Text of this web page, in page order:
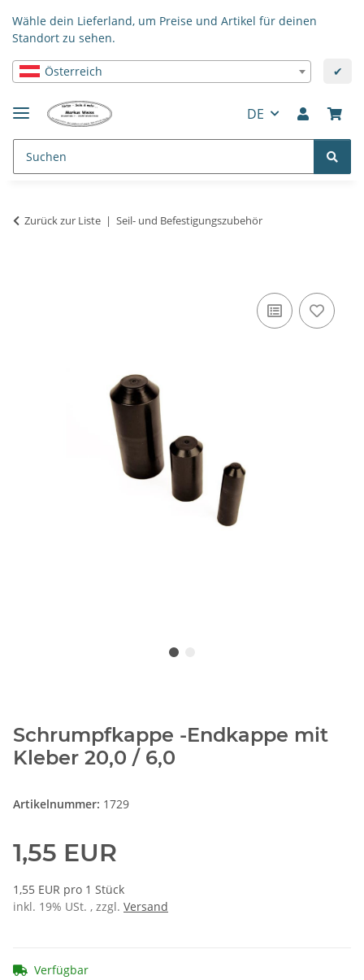
Wähle dein Lieferland, um Preise und Artikel für deinen
Standort zu sehen.
Österreich ✔
DE
Zurück zur Liste Seil- und Befestigungszubehör
Schrumpfkappe -Endkappe mit
Kleber 20,0 / 6,0
Artikelnummer: 1729
1,55 EUR
1,55 EUR pro 1 Stück
inkl. 19% USt. , zzgl. Versand
Verfügbar